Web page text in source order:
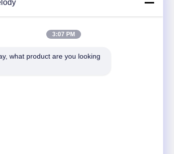
3:07 PM
what product are you looking